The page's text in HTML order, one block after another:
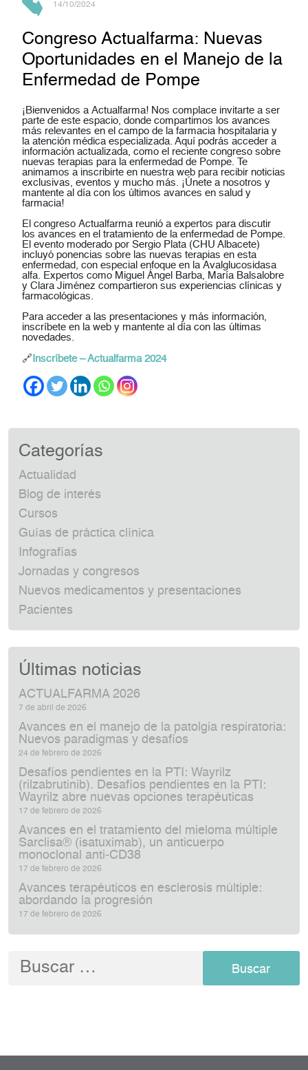
14/10/2024
Congreso Actualfarma: Nuevas
Oportunidades en el Manejo de la
Enfermedad de Pompe
¡Bienvenidos a Actualfarma! Nos complace invitarte a ser
parte de este espacio, donde compartimos los avances
más relevantes en el campo de la farmacia hospitalaria y
la atención médica especializada. Aquí podrás acceder a
información actualizada, como el reciente congreso sobre
nuevas terapias para la enfermedad de Pompe. Te
animamos a inscribirte en nuestra web para recibir noticias
exclusivas, eventos y mucho más. ¡Únete a nosotros y
mantente al día con los últimos avances en salud y
farmacia!
El congreso Actualfarma reunió a expertos para discutir
los avances en el tratamiento de la enfermedad de Pompe.
El evento moderado por Sergio Plata (CHU Albacete)
incluyó ponencias sobre las nuevas terapias en esta
enfermedad, con especial enfoque en la Avalglucosidasa
alfa. Expertos como Miguel Ángel Barba, María Balsalobre
y Clara Jiménez compartieron sus experiencias clínicas y
farmacológicas.
Para acceder a las presentaciones y más información,
inscríbete en la web y mantente al día con las últimas
novedades.
🔗 Inscríbete – Actualfarma 2024
Categorías
Actualidad
Blog de interés
Cursos
Guías de práctica clínica
Infografías
Jornadas y congresos
Nuevos medicamentos y presentaciones
Pacientes
Últimas noticias
ACTUALFARMA 2026
7 de abril de 2026
Avances en el manejo de la patolgia respiratoria:
Nuevos paradigmas y desafíos
24 de febrero de 2026
Desafíos pendientes en la PTI: Wayrilz
(rilzabrutinib). Desafíos pendientes en la PTI:
Wayrilz abre nuevas opciones terapéuticas
17 de febrero de 2026
Avances en el tratamiento del mieloma múltiple
Sarclisa® (isatuximab), un anticuerpo
monoclonal anti‑CD38
17 de febrero de 2026
Avances terapéuticos en esclerosis múltiple:
abordando la progresión
17 de febrero de 2026
Buscar: